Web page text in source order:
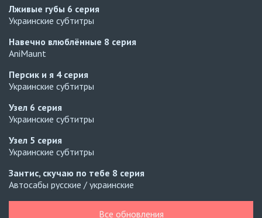
Лживые губы 6 серия
Украинские субтитры
Навечно влюблённые 8 серия
AniMaunt
Персик и я 4 серия
Украинские субтитры
Узел 6 серия
Украинские субтитры
Узел 5 серия
Украинские субтитры
Зантис, скучаю по тебе 8 серия
Автосабы русские / украинские
Все обновления